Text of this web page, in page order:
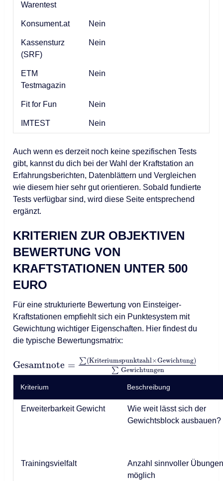
Warentest
Konsument.at Nein
Kassensturz
(SRF)
Nein
ETM
Testmagazin
Nein
Fit for Fun Nein
IMTEST Nein
Auch wenn es derzeit noch keine spezifischen Tests
gibt, kannst du dich bei der Wahl der Kraftstation an
Erfahrungsberichten, Datenblättern und Vergleichen
wie diesem hier sehr gut orientieren. Sobald fundierte
Tests verfügbar sind, wird diese Seite entsprechend
ergänzt.
KRITERIEN ZUR OBJEKTIVEN
BEWERTUNG VON
KRAFTSTATIONEN UNTER 500
EURO
Für eine strukturierte Bewertung von Einsteiger-
Kraftstationen empfiehlt sich ein Punktesystem mit
Gewichtung wichtiger Eigenschaften. Hier findest du
die typische Bewertungsmatrix:
Gesamtnote = ∑(Kriteriumspunktzahl×Gewichtung)
∑ Gewichtungen
Kriterium Beschreibung
Erweiterbarkeit Gewicht
Wie weit lässt sich der
Gewichtsblock ausbauen?
Trainingsvielfalt
Anzahl sinnvoller
möglich